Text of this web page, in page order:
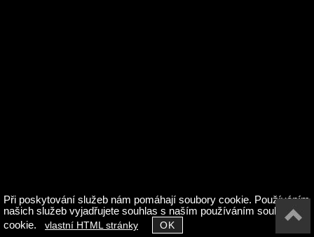
Při poskytování služeb nám pomáhají soubory cookie. Používáním
našich služeb vyjadřujete souhlas s naším používáním souborů
cookie. vlastní HTML stránky